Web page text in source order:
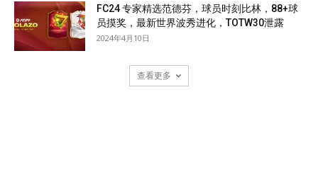
FC24 专家精选范德芬，球员时刻比林，88+球
员摸奖，最新世界波秀进化，TOTW30泄露
2024年4月10日
查看更多